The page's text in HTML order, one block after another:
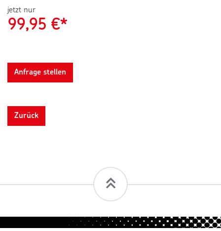
jetzt nur
99,95 €*
Anfrage stellen
Zurück